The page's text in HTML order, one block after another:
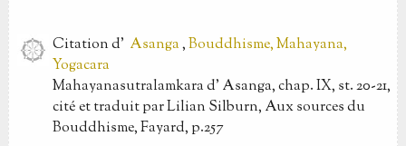
Citationd' Asanga,Bouddhisme, Mahayana,
Yogacara
Mahayanasutralamkara d' Asanga, chap. IX, st. 20-21,
cité et traduit par Lilian Silburn, Aux sources du
Bouddhisme, Fayard, p.257